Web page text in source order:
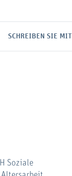
SCHREIBEN SIE MIT
Soziale